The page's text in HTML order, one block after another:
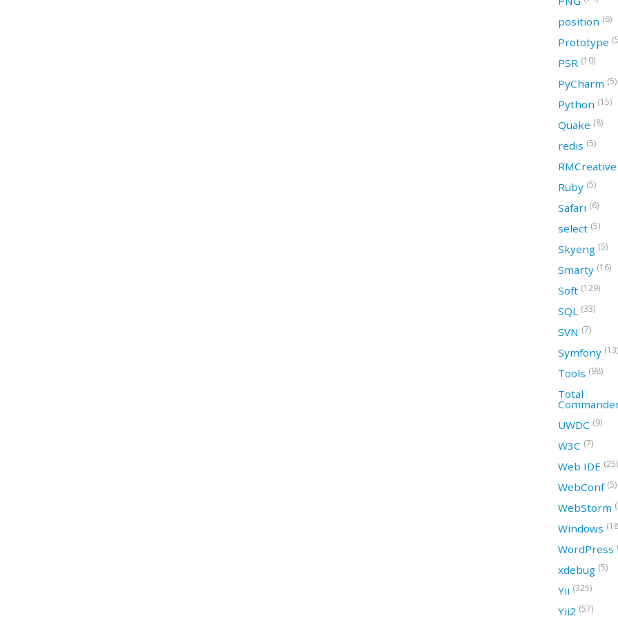
position (6)
Prototype
PSR (10)
PyCharm (5)
Python (15)
Quake (8)
redis (5)
RMCreative
Ruby (5)
Safari (6)
select (5)
Skyeng (5)
Smarty (16)
Soft (129)
SQL (33)
SVN (7)
Symfony (13)
Tools (98)
Total
UWDC (9)
W3C (7)
Web IDE (25)
WebConf (5)
WebStorm
Windows
WordPress
xdebug (5)
Yii (325)
Yii2 (57)